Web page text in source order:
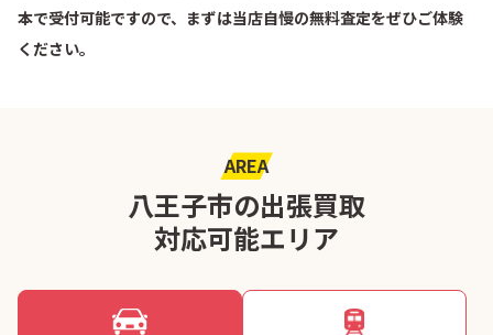
本で受付可能ですので、まずは当店自慢の無料査定をぜひご体験
ください。
AREA
八王子市の出張買取
対応可能エリア